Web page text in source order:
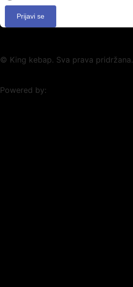
Prijavi se
© King kebap. Sva prava pridržana.
Powered by: